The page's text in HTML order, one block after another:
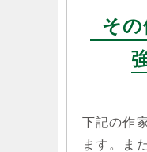
その
下記の作
ます。ま